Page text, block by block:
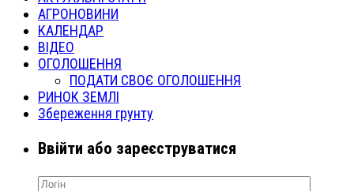
АГРОНОВИНИ
КАЛЕНДАР
ВІДЕО
ОГОЛОШЕННЯ
ПОДАТИ СВОЄ ОГОЛОШЕННЯ
РИНОК ЗЕМЛІ
Збереження грунту
Ввійти або зареєструватися